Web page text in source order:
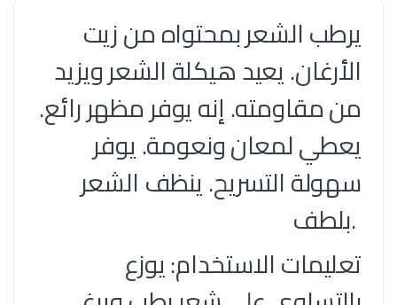
يرطب الشعر بمحتواه من زيت
الأرغان. يعيد هيكلة الشعر ويزيد
من مقاومته. إنه يوفر مظهر رائع.
يعطي لمعان ونعومة. يوفر
سهولة التسريح. ينظف الشعر
بلطف.
تعليمات الاستخدام: يوزع